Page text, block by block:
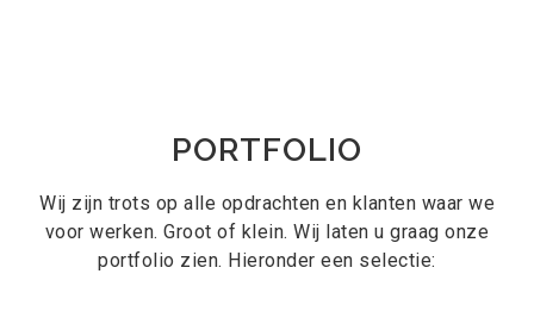
PORTFOLIO
Wij zijn trots op alle opdrachten en klanten waar we
voor werken. Groot of klein. Wij laten u graag onze
portfolio zien. Hieronder een selectie: